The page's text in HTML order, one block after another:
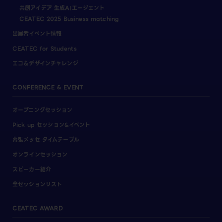
共創アイデア 生成AIエージェント
CEATEC 2025 Business matching
出展者イベント情報
CEATEC for Students
エコ＆デザインチャレンジ
CONFERENCE & EVENT
オープニングセッション
Pick up セッション&イベント
幕張メッセ タイムテーブル
オンラインセッション
スピーカー紹介
全セッションリスト
CEATEC AWARD